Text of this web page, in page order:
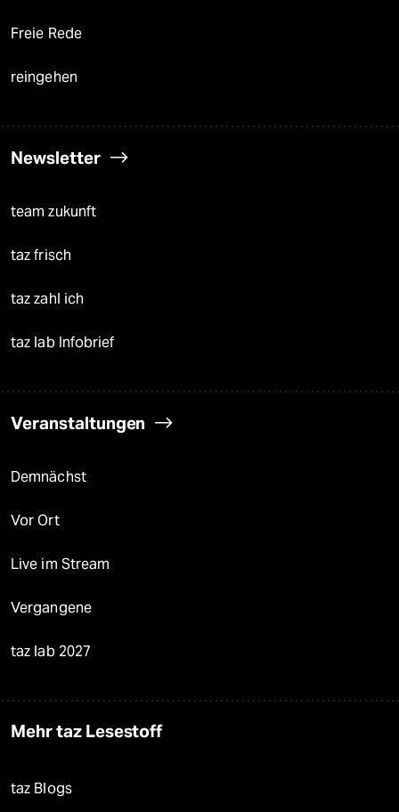
Freie Rede
reingehen
Newsletter
team zukunft
taz frisch
taz zahl ich
taz lab Infobrief
Veranstaltungen
Demnächst
Vor Ort
Live im Stream
Vergangene
taz lab 2027
Mehr taz Lesestoff
taz Blogs